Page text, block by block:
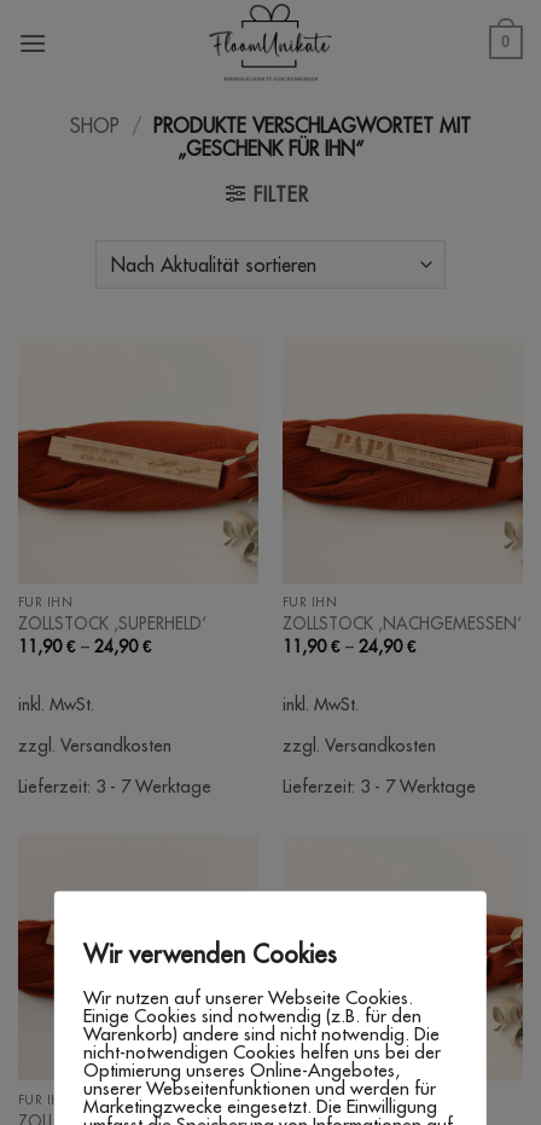
Inhalt
0
SHOP /
PRODUKTE VERSCHLAGWORTET MIT
„GESCHENK FÜR IHN“
FILTER
FÜR IHN
ZOLLSTOCK ‚SUPERHELD‘
11,90€– 24,90€
inkl. MwSt.
zzgl. Versandkosten
Lieferzeit: 3 - 7 Werktage
FÜR IHN
ZOLLSTOCK ‚NACHGEMESSEN‘
11,90€– 24,90€
inkl. MwSt.
zzgl. Versandkosten
Lieferzeit: 3 - 7 Werktage
FÜR IHN GESCHENKIDEEN
Wir verwenden Cookies
Wir nutzen auf unserer Webseite Cookies.
Einige Cookies sind notwendig (z.B. für den
Warenkorb) andere sind nicht notwendig. Die
nicht-notwendigen Cookies helfen uns bei der
Optimierung unseres Online-Angebotes,
unserer Webseitenfunktionen und werden für
Marketingzwecke eingesetzt. Die Einwilligung